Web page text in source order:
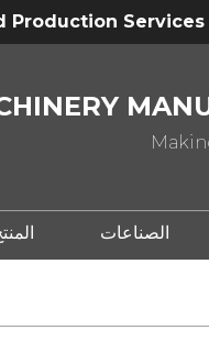
Production Services
الصناعات